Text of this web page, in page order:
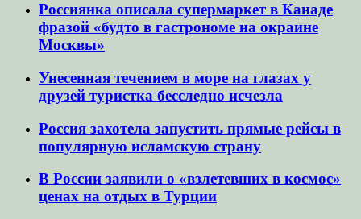
Россиянка описала супермаркет в Канаде
фразой «будто в гастрономе на окраине
Москвы»
Унесенная течением в море на глазах у
друзей туристка бесследно исчезла
Россия захотела запустить прямые рейсы в
популярную исламскую страну
В России заявили о «взлетевших в космос»
ценах на отдых в Турции